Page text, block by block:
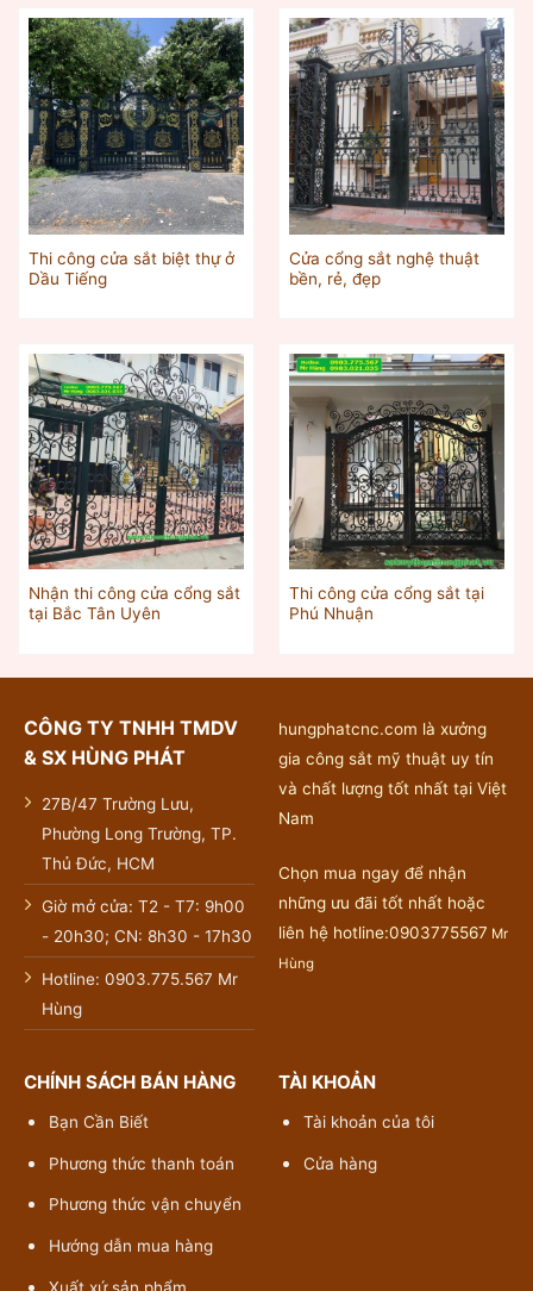
Thi công cửa sắt biệt thự ở
Dầu Tiếng
Cửa cổng sắt nghệ thuật
bền, rẻ, đẹp
Nhận thi công cửa cổng sắt
tại Bắc Tân Uyên
Thi công cửa cổng sắt tại
Phú Nhuận
CÔNG TY TNHH TMDV
& SX HÙNG PHÁT
27B/47 Trường Lưu,
Phường Long Trường, TP.
Thủ Đức, HCM
Giờ mở cửa: T2 - T7: 9h00
- 20h30; CN: 8h30 - 17h30
Hotline: 0903.775.567 Mr
Hùng
hungphatcnc.com là xưởng
gia công sắt mỹ thuật uy tín
và chất lượng tốt nhất tại Việt
Nam
Chọn mua ngay để nhận
những ưu đãi tốt nhất hoặc
liên hệ hotline:0903775567 Mr
Hùng
CHÍNH SÁCH BÁN HÀNG
Bạn Cần Biết
Phương thức thanh toán
Phương thức vận chuyển
Hướng dẫn mua hàng
Xuất xứ sản phẩm
TÀI KHOẢN
Tài khoản của tôi
Cửa hàng